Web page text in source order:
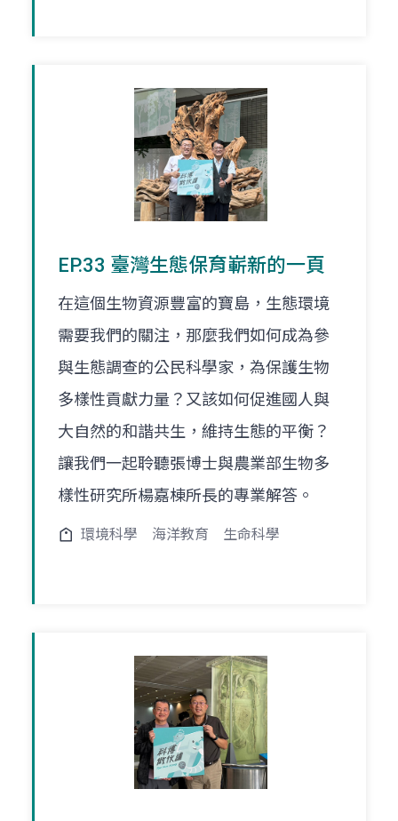
EP.33 臺灣生態保育嶄新的一頁
在這個生物資源豐富的寶島，生態環境
需要我們的關注，那麼我們如何成為參
與生態調查的公民科學家，為保護生物
多樣性貢獻力量？又該如何促進國人與
大自然的和諧共生，維持生態的平衡？
讓我們一起聆聽張博士與農業部生物多
樣性研究所楊嘉棟所長的專業解答。
環境科學 海洋教育 生命科學